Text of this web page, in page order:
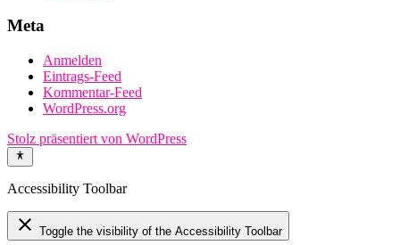
Meta
Anmelden
Eintrags-Feed
Kommentar-Feed
WordPress.org
Stolz präsentiert von WordPress
Accessibility Toolbar
close Toggle the visibility of the Accessibility Toolbar